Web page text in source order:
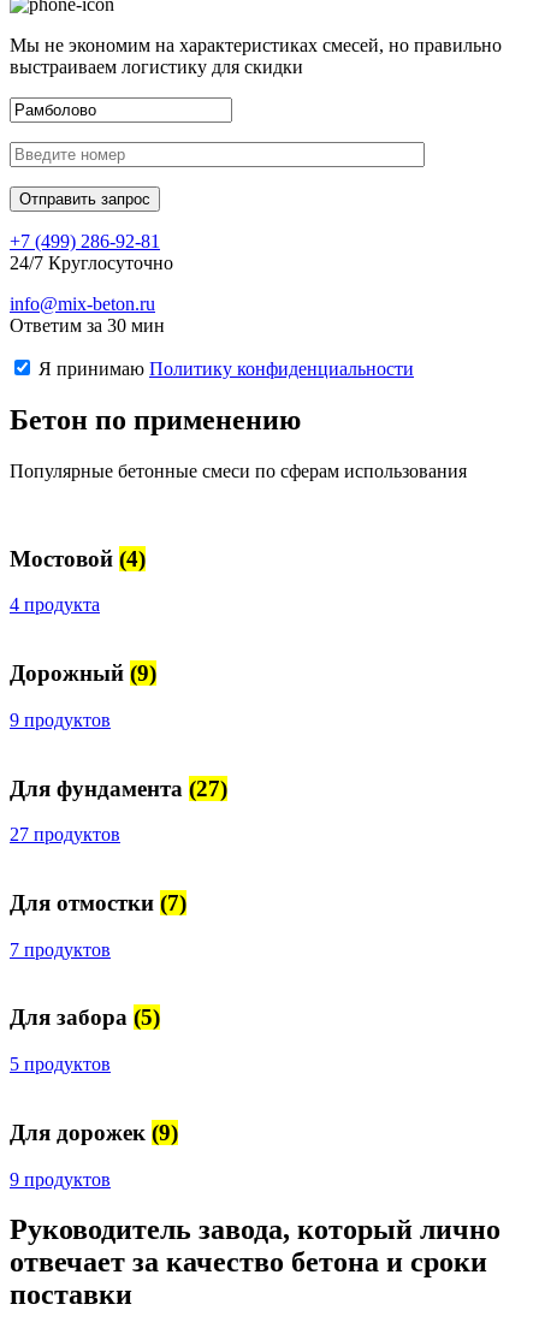
Мы не экономим на характеристиках смесей, но правильно
выстраиваем логистику для скидки
+7 (499) 286-92-81
24/7 Круглосуточно
info@mix-beton.ru
Ответим за 30 мин
Я принимаю Политику конфиденциальности
Бетон по применению
Популярные бетонные смеси по сферам использования
Мостовой (4)
4 продукта
Дорожный (9)
9 продуктов
Для фундамента (27)
27 продуктов
Для отмостки (7)
7 продуктов
Для забора (5)
5 продуктов
Для дорожек (9)
9 продуктов
Руководитель завода, который лично
отвечает за качество бетона и сроки
поставки